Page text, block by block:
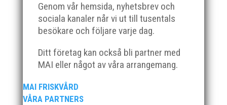
Genom vår hemsida, nyhetsbrev och
sociala kanaler når vi ut till tusentals
besökare och följare varje dag.
Ditt företag kan också bli partner med
MAI eller något av våra arrangemang.
MAI FRISKVÅRD
VÅRA PARTNERS
från MAI RUNNERS som sprang det mysiga
Sylvesterloppet på självaste nyårsafton. Formen är
enkel, ett eller två varv runt Pildammsparken (2,7 km
främsta i varje...